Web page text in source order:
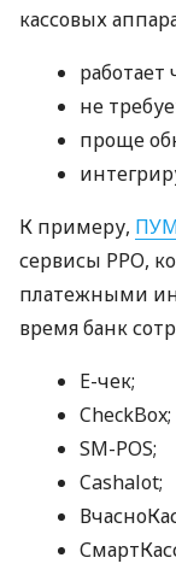
кассовых
работает
не
проще
К примеру,
сервисы РРО,
платежными
время банк
E-чек;
CheckBox;
SM-POS;
Cashalot;